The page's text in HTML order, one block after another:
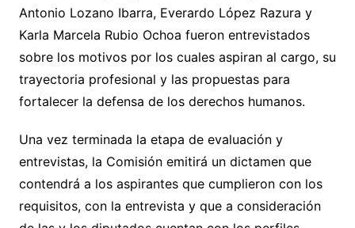
Antonio Lozano Ibarra, Everardo López Razura y
Karla Marcela Rubio Ochoa fueron entrevistados
sobre los motivos por los cuales aspiran al cargo, su
trayectoria profesional y las propuestas para
fortalecer la defensa de los derechos humanos.
Una vez terminada la etapa de evaluación y
entrevistas, la Comisión emitirá un dictamen que
contendrá a los aspirantes que cumplieron con los
requisitos, con la entrevista y que a consideración